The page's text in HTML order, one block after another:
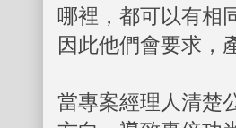
哪裡，都可以有相
因此他們會要求，
當專案經理人清楚